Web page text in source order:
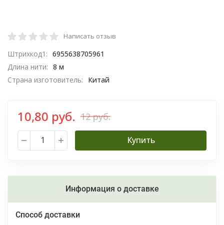
Написать отзыв
Штрихкод1: 6955638705961
Длина нити: 8 м
Страна изготовитель:
Китай
10,80 руб. 12 руб.
Купить
Информация о доставке
Способ доставки